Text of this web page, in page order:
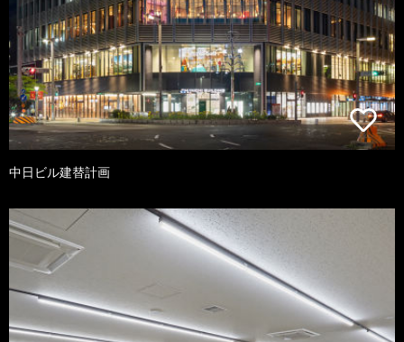
中日ビル建替計画